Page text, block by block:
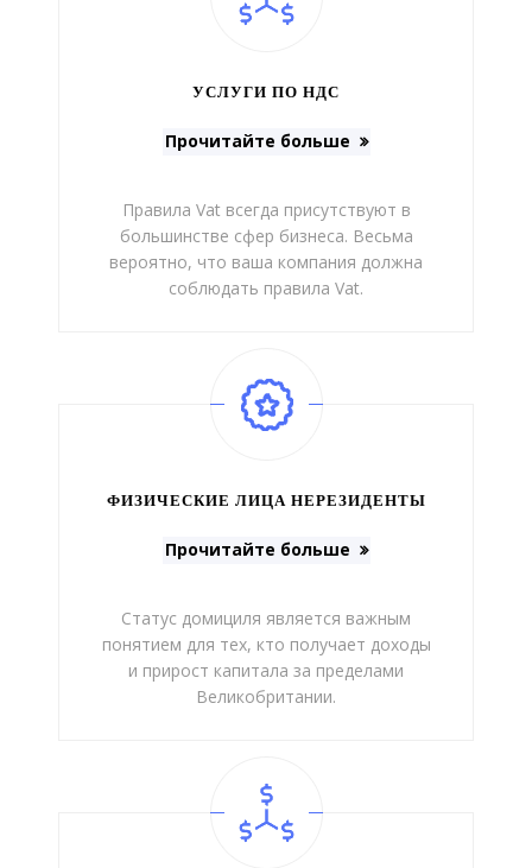
УСЛУГИ ПО НДС
Прочитайте больше
Правила Vat всегда присутствуют в
большинстве сфер бизнеса. Весьма
вероятно, что ваша компания должна
соблюдать правила Vat.
ФИЗИЧЕСКИЕ ЛИЦА НЕРЕЗИДЕНТЫ
Прочитайте больше
Статус домициля является важным
понятием для тех, кто получает доходы
и прирост капитала за пределами
Великобритании.